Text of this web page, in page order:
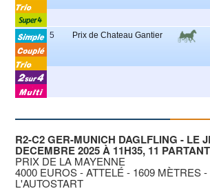
5 Prix de Chateau Gantier
R2-C2 GER-MUNICH DAGLFLING - LE
DECEMBRE 2025 À 11H35, 11
PRIX DE LA MAYENNE
4000 EUROS - ATTELÉ - 1609 MÈTRES
L'AUTOSTART